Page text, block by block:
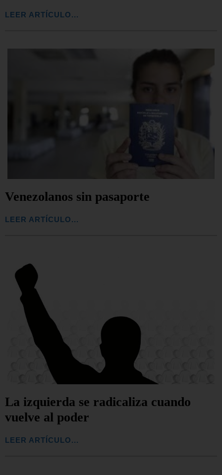
LEER ARTÍCULO...
Venezolanos sin pasaporte
LEER ARTÍCULO...
La izquierda se radicaliza cuando
vuelve al poder
LEER ARTÍCULO...